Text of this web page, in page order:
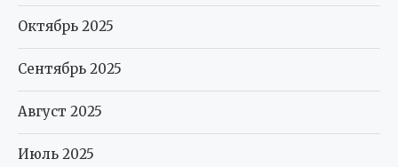
Октябрь 2025
Сентябрь 2025
Август 2025
Июль 2025